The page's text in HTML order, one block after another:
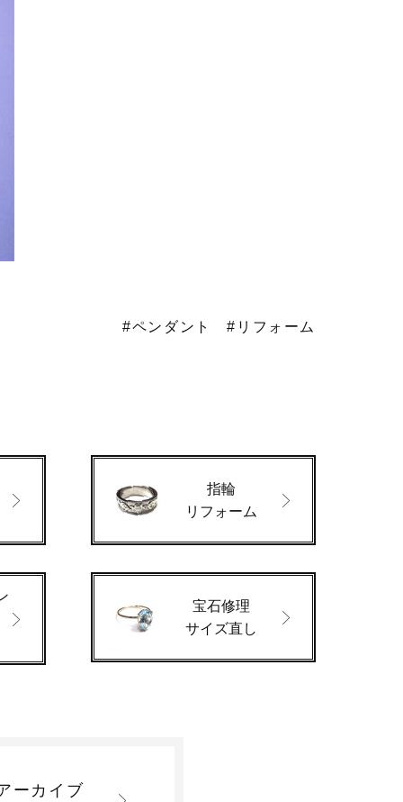
#ペンダント #リフォーム
指輪
リフォーム
宝石修理
サイズ直し
ーカイブ